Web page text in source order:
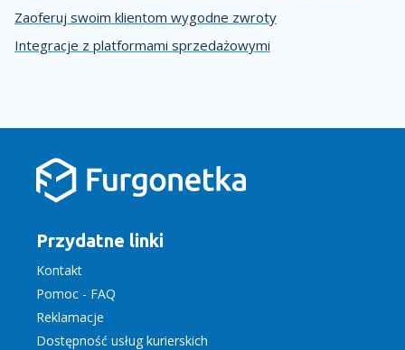
Zaoferuj swoim klientom wygodne zwroty
Integracje z platformami sprzedażowymi
Przydatne linki
Kontakt
Pomoc - FAQ
Reklamacje
Dostępność usług kurierskich